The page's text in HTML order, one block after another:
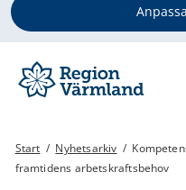
Start / Nyhetsarkiv /
framtidens arbetskraftsbehov